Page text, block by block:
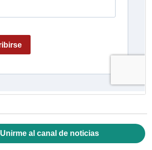
Unirme al canal de noticias